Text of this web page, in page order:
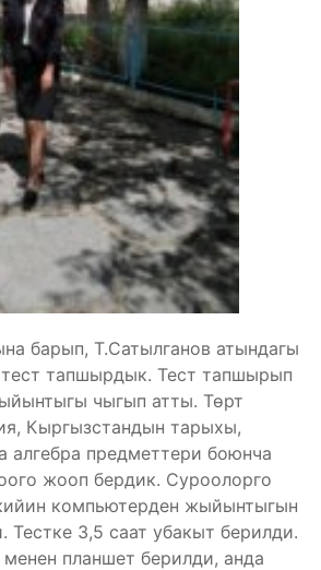
барып, Т.Сатылганов атындагы
тест тапшырдык. Тест тапшырып
чыгып атты. Төрт
Кыргызстандын тарыхы,
алгебра предметтери боюнча
жооп бердик. Суроолорго
компьютерден жыйынтыгын
Тестке 3,5 саат убакыт берилди.
планшет берилди, анда